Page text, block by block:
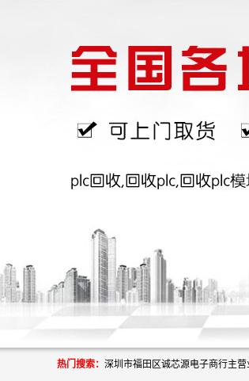
热门搜索：